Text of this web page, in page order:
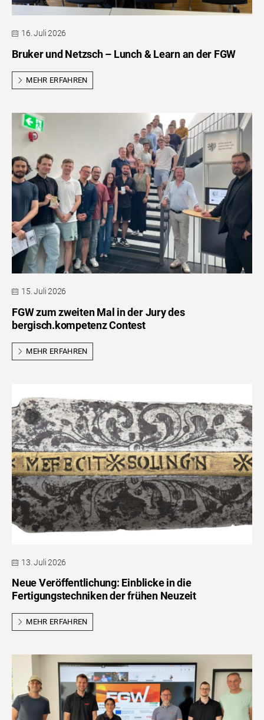
16. Juli 2026
Bruker und Netzsch – Lunch & Learn an der FGW
MEHR ERFAHREN
15. Juli 2026
FGW zum zweiten Mal in der Jury des
bergisch.kompetenz Contest
MEHR ERFAHREN
13. Juli 2026
Neue Veröffentlichung: Einblicke in die
Fertigungstechniken der frühen Neuzeit
MEHR ERFAHREN